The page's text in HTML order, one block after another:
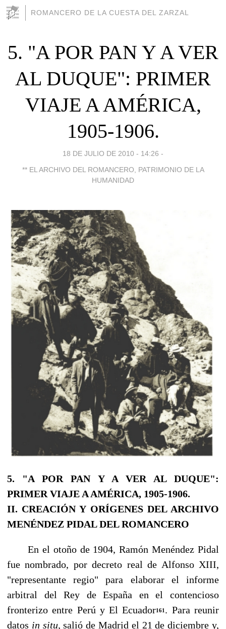
ROMANCERO DE LA CUESTA DEL ZARZAL
5. "A POR PAN Y A VER
AL DUQUE": PRIMER
VIAJE A AMÉRICA,
1905-1906.
18 DE JULIO DE 2010 - 14:26 -
** EL ARCHIVO DEL ROMANCERO, PATRIMONIO DE LA
HUMANIDAD
5. "A POR PAN Y A VER AL DUQUE":
PRIMER VIAJE A AMÉRICA, 1905-1906.
II. CREACIÓN Y ORÍGENES DEL ARCHIVO
MENÉNDEZ PIDAL DEL ROMANCERO
En el otoño de 1904, Ramón Menéndez Pidal
fue nombrado, por decreto real de Alfonso XIII,
"representante regio" para elaborar el informe
arbitral del Rey de España en el contencio­so
fronterizo entre Perú y El Ecuador161 . Para reunir
datos in situ,salió de Madrid el 21 de di­ciembre y,